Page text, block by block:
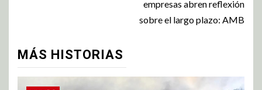
empresas abren reflexión
sobre el largo plazo: AMB
MÁS HISTORIAS